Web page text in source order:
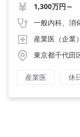
1,300万円～
産業医（企業）
東京都千代田
産業医 休